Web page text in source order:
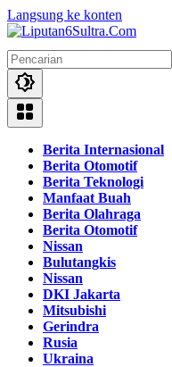
Langsung ke konten
Berita Internasional
Berita Otomotif
Berita Teknologi
Manfaat Buah
Berita Olahraga
Berita Otomotif
Nissan
Bulutangkis
Nissan
DKI Jakarta
Mitsubishi
Gerindra
Rusia
Ukraina